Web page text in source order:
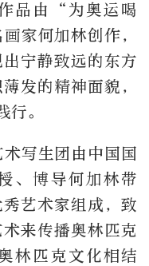
品由“为奥运喝
家何加林创作，
宁静致远的东方
发的精神面貌，
。
写生团由中国国
、博导何加林带
艺术家组成，致
来传播奥林匹克
林匹克文化相结